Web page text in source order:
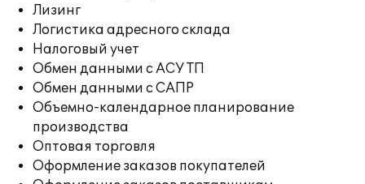
Лизинг
Логистика адресного склада
Налоговый учет
Обмен данными с АСУ ТП
Обмен данными с САПР
Объемно-календарное планирование
производства
Оптовая торговля
Оформление заказов покупателей